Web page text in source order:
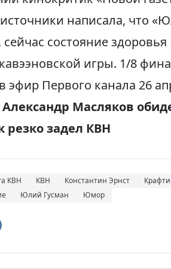
написала, что
состояние
игры. 1/8
эфир Первого канала 26
Масляков
резко задел КВН
КВН КВН Константин Эрнст
Крафти
Юлий Гусман Юмор